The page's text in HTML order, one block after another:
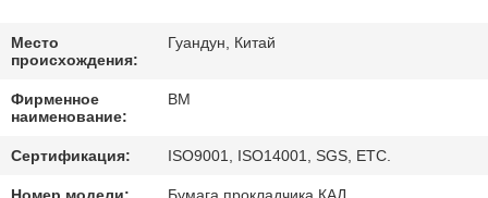
СВЯЖИТЕСЬ
МЫ
НОВОСТИ
Место
происхождения:
Гуандун, Китай
Фирменное
наименование:
BM
Сертификация: ISO9001, ISO14001, SGS, ETC.